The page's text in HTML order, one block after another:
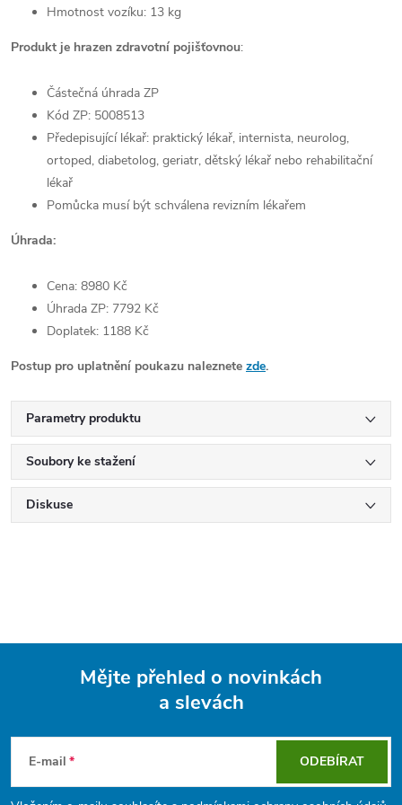
Hmotnost vozíku: 13 kg
Produkt je hrazen zdravotní pojišťovnou:
Částečná úhrada ZP
Kód ZP: 5008513
Předepisující lékař: praktický lékař, internista, neurolog,
ortoped, diabetolog, geriatr, dětský lékař nebo rehabilitační
lékař
Pomůcka musí být schválena revizním lékařem
Úhrada:
Cena: 8980 Kč
Úhrada ZP: 7792 Kč
Doplatek: 1188 Kč
Postup pro uplatnění poukazu naleznete zde.
Parametry produktu
Soubory ke stažení
Diskuse
Mějte přehled o novinkách
a slevách
E-mail ODEBÍRAT